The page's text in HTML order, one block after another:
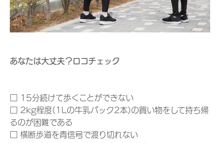
あなたは大丈夫？ロコチェック
□ 15分続けて歩くことができない
□ 2kg程度(1Lの牛乳パック2本)の買い物をして持ち帰
るのが困難である
□ 横断歩道を青信号で渡り切れない